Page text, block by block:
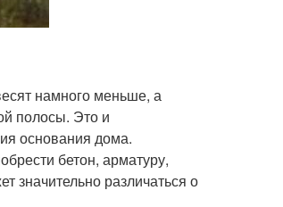
намного меньше, а
полосы. Это и
основания дома.
бетон, арматуру,
значительно различаться о